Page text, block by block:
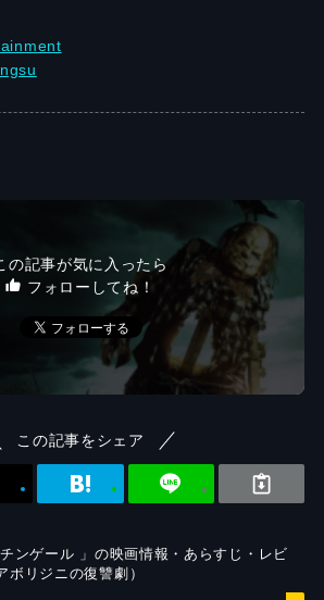
の記事が気に入ったら
フォローしてね！
この記事をシェア
チンゲール 」の映画情報・あらすじ・レビ
ボリジニの復讐劇）